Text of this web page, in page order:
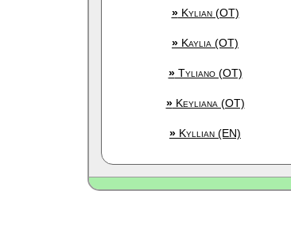
»Kylian (OT)
» Kaylia (OT)
»Tyliano (OT)
»Keyliana (OT)
» Kyllian (EN)